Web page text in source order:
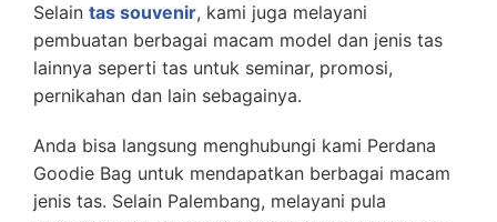
Selain tas souvenir, kami juga melayani
pembuatan berbagai macam model dan jenis tas
lainnya seperti tas untuk seminar, promosi,
pernikahan dan lain sebagainya.
Anda bisa langsung menghubungi kami Perdana
Goodie Bag untuk mendapatkan berbagai macam
jenis tas. Selain Palembang, melayani pula